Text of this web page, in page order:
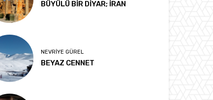
BÜYÜLÜ BİR DİYAR; İRAN
NEVRIYE GÜREL
BEYAZ CENNET